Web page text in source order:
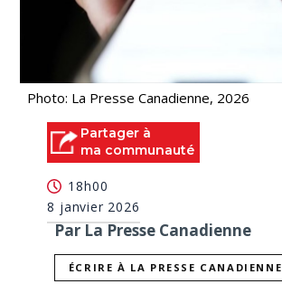
Photo: La Presse Canadienne, 2026
Partager à
ma communauté
18h00
8 janvier 2026
Par La Presse Canadienne
ÉCRIRE À LA PRESSE CANADIENNE